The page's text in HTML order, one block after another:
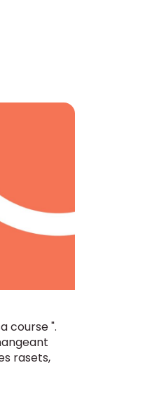
course ".
rasets,